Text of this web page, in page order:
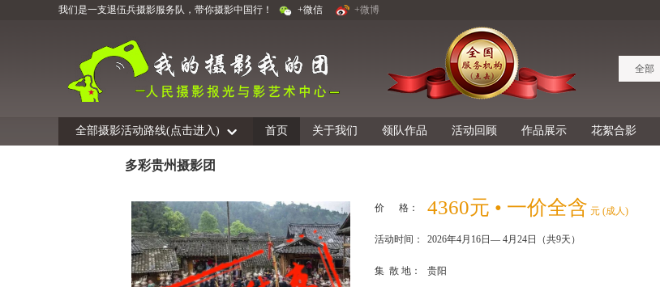
我们是一支退伍兵摄影服务队，带你摄影中国行！ +微信 +微博
全部
全部摄影活动路线(点击进入) 首页 关于我们 领队作品 活动回顾 作品展示 花絮合影
多彩贵州摄影团
价 格： 4360元 • 一价全含 元 (成人)
活动时间： 2026年4月16日— 4月24日（共9天）
集 散 地： 贵阳